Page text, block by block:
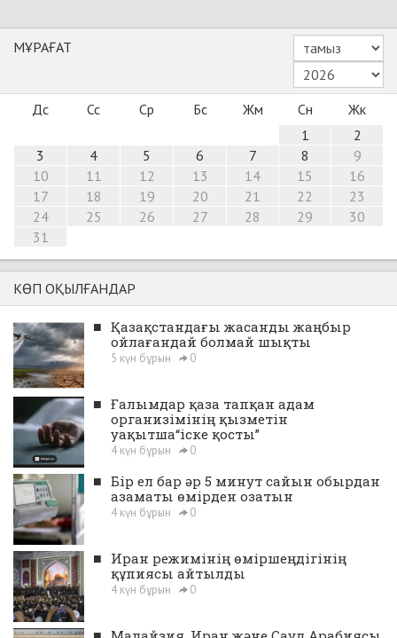
МҰРАҒАТ
Дс Сс Ср Бс Жм Сн
Жк
1
2
3
4 5 6 7 8
9
10
11 12 13 14 15
16
17
18 19 20 21 22
23
24
25 26 27 28 29
30
31
КӨП ОҚЫЛҒАНДАР
■ Қазақстандағы жасанды жаңбыр
ойлағандай болмай шықты
5 күн бұрын 0
■ Ғалымдар қаза тапқан адам
организімінің қызметін
уақытша“іске қосты”
4 күн бұрын 0
■ Бір ел бар әр 5 минут сайын обырдан
азаматы өмірден озатын
4 күн бұрын 0
■ Иран режимінің өміршеңдігінің
құпиясы айтылды
4 күн бұрын 0